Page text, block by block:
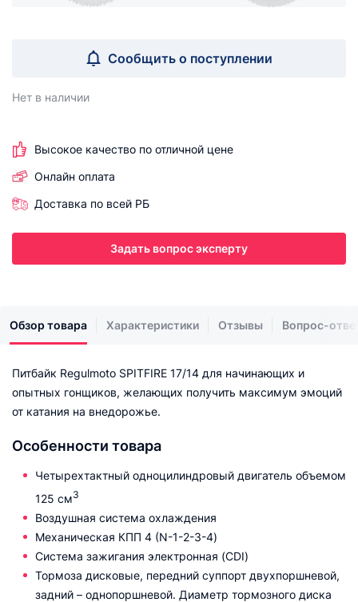
Сообщить о поступлении
Нет в наличии
Высокое качество по отличной цене
Онлайн оплата
Доставка по всей РБ
Задать вопрос эксперту
Обзор товара Характеристики Отзывы Вопрос-
Питбайк Regulmoto SPITFIRE 17/14 для начинающих и
опытных гонщиков, желающих получить максимум эмоций
от катания на внедорожье.
Особенности товара
Четырехтактный одноцилиндровый двигатель объемом
125 см3
Воздушная система охлаждения
Механическая КПП 4 (N-1-2-3-4)
Система зажигания электронная (CDI)
Тормоза дисковые, передний суппорт двухпоршневой,
задний – однопоршневой. Диаметр тормозного диска